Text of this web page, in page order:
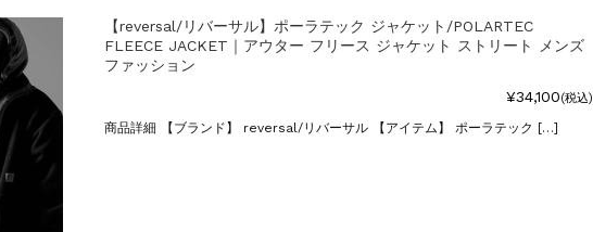
【reversal/リバーサル】ポーラテック ジャケット/POLARTEC
FLEECE JACKET｜アウター フリース ジャケット ストリート メンズ
ファッション
¥34,100(税込)
商品詳細 【ブランド】 reversal/リバーサル 【アイテム】 ポーラテック […]